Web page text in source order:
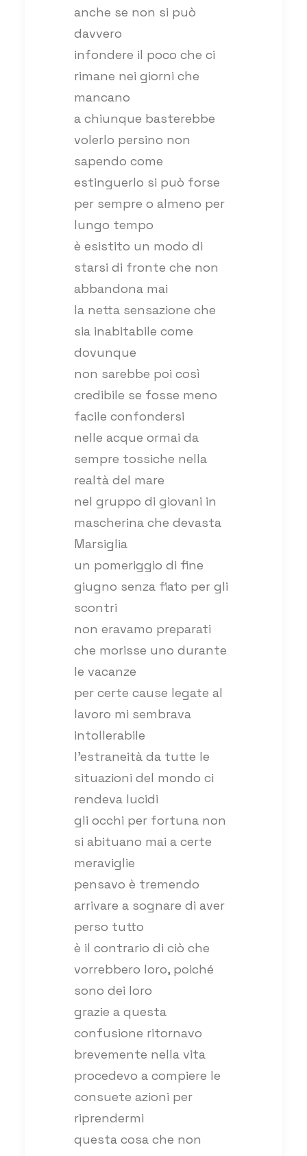
anche se non si può
davvero
infondere il poco che ci
rimane nei giorni che
mancano
a chiunque basterebbe
volerlo persino non
sapendo come
estinguerlo si può forse
per sempre o almeno per
lungo tempo
è esistito un modo di
starsi di fronte che non
abbandona mai
la netta sensazione che
sia inabitabile come
dovunque
non sarebbe poi così
credibile se fosse meno
facile confondersi
nelle acque ormai da
sempre tossiche nella
realtà del mare
nel gruppo di giovani in
mascherina che devasta
Marsiglia
un pomeriggio di fine
giugno senza fiato per gli
scontri
non eravamo preparati
che morisse uno durante
le vacanze
per certe cause legate al
lavoro mi sembrava
intollerabile
l’estraneità da tutte le
situazioni del mondo ci
rendeva lucidi
gli occhi per fortuna non
si abituano mai a certe
meraviglie
pensavo è tremendo
arrivare a sognare di aver
perso tutto
è il contrario di ciò che
vorrebbero loro, poiché
sono dei loro
grazie a questa
confusione ritornavo
brevemente nella vita
procedevo a compiere le
consuete azioni per
riprendermi
questa cosa che non